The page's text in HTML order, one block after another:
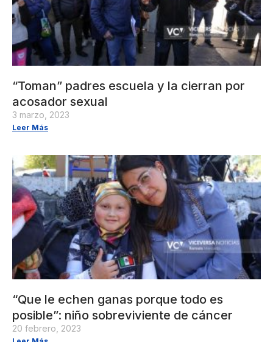
“Toman” padres escuela y la cierran por
acosador sexual
3 marzo, 2023
Leer Más
“Que le echen ganas porque todo es
posible”: niño sobreviviente de cáncer
20 febrero, 2023